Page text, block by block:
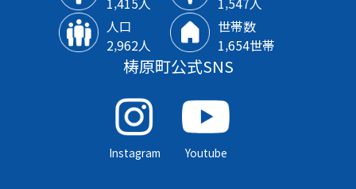
人口
2‚962人
世帯数
1‚654世帯
梼原町公式SNS
Instagram Youtube